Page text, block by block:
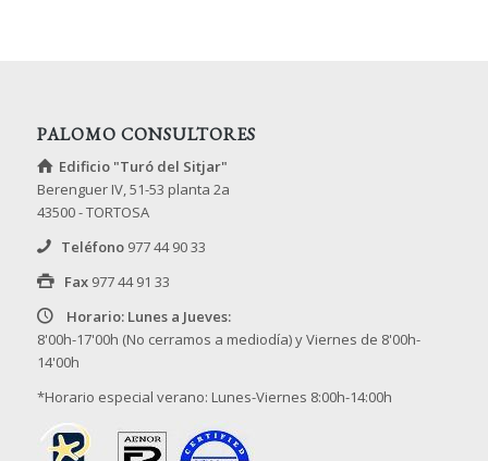
PALOMO CONSULTORES
Edificio "Turó del Sitjar"
Berenguer IV, 51-53 planta 2a
43500 - TORTOSA
Teléfono 977 44 90 33
Fax 977 44 91 33
Horario: Lunes a Jueves:
8'00h-17'00h (No cerramos a mediodía) y Viernes de 8'00h-
14'00h
*Horario especial verano: Lunes-Viernes 8:00h-14:00h